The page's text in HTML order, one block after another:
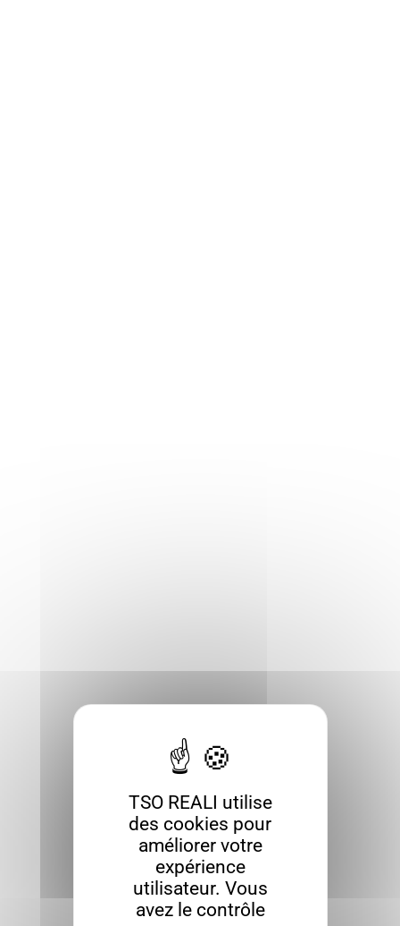
TSO REALI utilise
des cookies pour
améliorer votre
expérience
utilisateur. Vous
avez le contrôle